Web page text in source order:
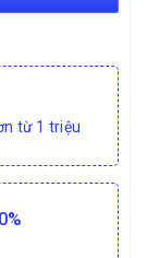
từ 1 triệu